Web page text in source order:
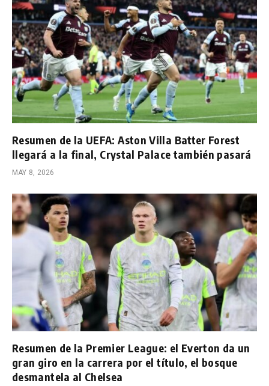
Resumen de la UEFA: Aston Villa Batter Forest
llegará a la final, Crystal Palace también pasará
MAY 8, 2026
Resumen de la Premier League: el Everton da un
gran giro en la carrera por el título, el bosque
desmantela al Chelsea